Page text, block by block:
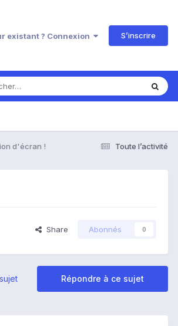
existant ? Connexion S’inscrire
Toute l’activité
d'écran !
Share Abonnés 0
Répondre à ce sujet